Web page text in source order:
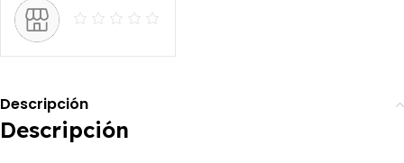
Descripción
Descripción